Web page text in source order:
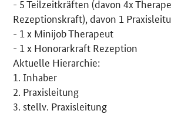
- 5 Teilzeitkräften (davon 4x
Rezeptionskraft), davon 1
- 1 x Minijob Therapeut
- 1 x Honorarkraft Rezeption
Aktuelle Hierarchie:
1. Inhaber
2. Praxisleitung
3. stellv. Praxisleitung